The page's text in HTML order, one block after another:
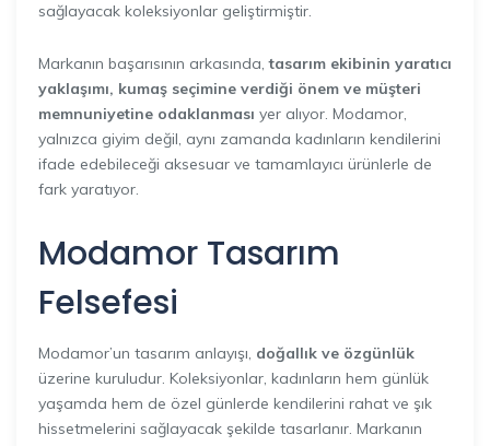
sağlayacak koleksiyonlar geliştirmiştir.
Markanın başarısının arkasında,tasarım ekibinin yaratıcı
yaklaşımı, kumaş seçimine verdiği önem ve müşteri
memnuniyetine odaklanması yer alıyor. Modamor,
yalnızca giyim değil, aynı zamanda kadınların kendilerini
ifade edebileceği aksesuar ve tamamlayıcı ürünlerle de
fark yaratıyor.
Modamor Tasarım
Felsefesi
Modamor’un tasarım anlayışı, doğallık ve özgünlük
üzerine kuruludur. Koleksiyonlar, kadınların hem günlük
yaşamda hem de özel günlerde kendilerini rahat ve şık
hissetmelerini sağlayacak şekilde tasarlanır. Markanın